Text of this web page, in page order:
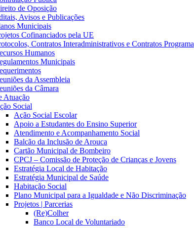
de Oposição
Avisos e Publicações
Municipais
Cofinanciados pela UE
Contratos Interadministrativos e Contratos Programa
Humanos
Municipais
da Assembleia
da Câmara
Atuação
Social
Ação Social Escolar
Apoio a Estudantes do Ensino Superior
Atendimento e Acompanhamento Social
Balcão da Inclusão de Arouca
Cartão Municipal de Bombeiro
CPCJ – Comissão de Proteção de Crianças e Jovens
Estratégia Local de Habitação
Estratégia Municipal de Saúde
Habitação Social
Plano Municipal para a Igualdade e Não Discriminação
Projetos | Parcerias
(Re)Colher
Banco Local de Voluntariado